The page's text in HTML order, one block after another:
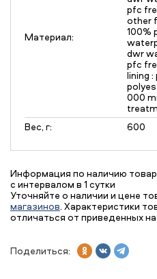
Материал:
pfc
other
100%
dwr
pfc
lining :
000
Вес, г:
600
Информация по наличию
с интервалом в 1 сутки
Уточняйте о наличии и цене
магазинов. Характеристики
отличаться от приведенных
Поделиться: